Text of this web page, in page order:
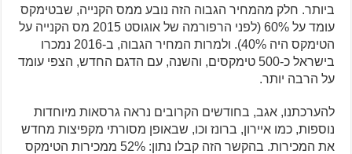
ביותר. חלק מהמחיר הגבוה הזה נובע ממס הקנייה, שבטימקס
עומד על 60% (לפני הרפורמה של אוגוסט 2015 מס הקנייה על
הטימקס היה 40%). ולמרות המחיר הגבוה, ב-2016 נמכרו
בישראל כ-500 טימקסים, והשנה, עם הדגם החדש, הצפי עומד
על הרבה יותר.
להערכתנו, אגב, בחודשים הקרובים נראה גרסאות מיוחדות
נוספות, כמו איירון, ברונז וכו, שבאופן מסורתי מקפיצות מחדש
את המכירות. בהקשר הזה קבלו נתון: 52% ממכירות הטימקס